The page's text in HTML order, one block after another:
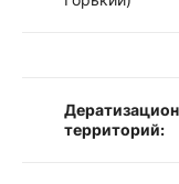
территорий: